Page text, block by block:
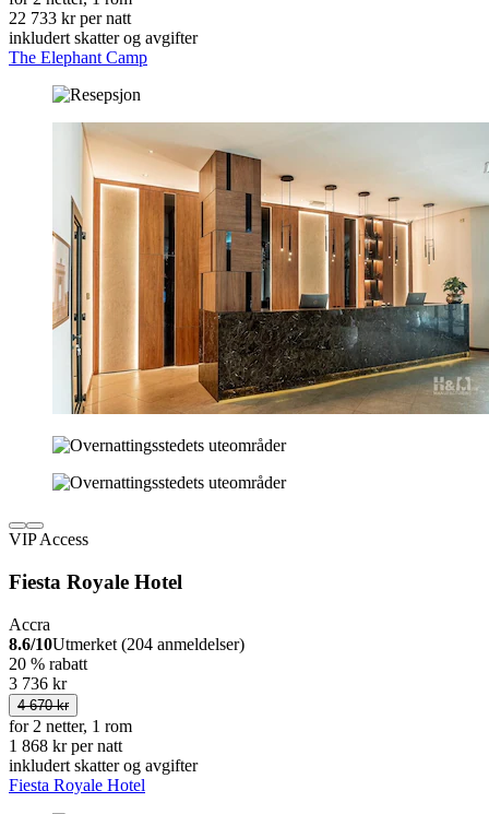
22 733 kr per natt
inkludert skatter og avgifter
The Elephant Camp
VIP Access
Fiesta Royale Hotel
Accra
8.6/10Utmerket (204 anmeldelser)
20 % rabatt
3 736 kr
4 670 kr
for 2 netter, 1 rom
1 868 kr per natt
inkludert skatter og avgifter
Fiesta Royale Hotel